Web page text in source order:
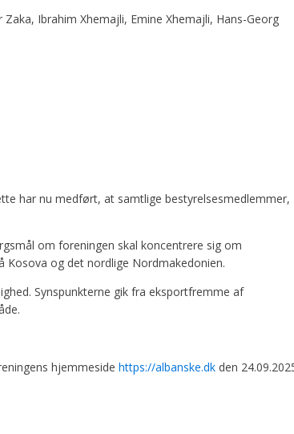
Ibrahim Xhemajli, Emine Xhemajli, Hans-Georg
har nu medført, at samtlige bestyrelsesmedlemmer,
om foreningen skal koncentrere sig om
Kosova og det nordlige Nordmakedonien.
Synspunkterne gik fra eksportfremme af
hjemmeside https://albanske.dk den